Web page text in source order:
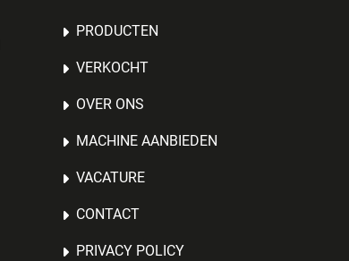
PRODUCTEN
VERKOCHT
OVER ONS
MACHINE AANBIEDEN
VACATURE
CONTACT
PRIVACY POLICY